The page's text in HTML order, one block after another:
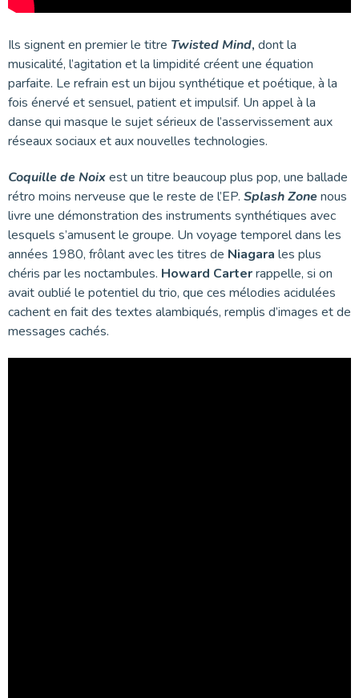
Ils signent en premier le titre Twisted Mind, dont la
musicalité, l’agitation et la limpidité créent une équation
parfaite. Le refrain est un bijou synthétique et poétique, à la
fois énervé et sensuel, patient et impulsif. Un appel à la
danse qui masque le sujet sérieux de l’asservissement aux
réseaux sociaux et aux nouvelles technologies.
Coquille de Noixest un titre beaucoup plus pop, une ballade
rétro moins nerveuse que le reste de l’EP. Splash Zonenous
livre une démonstration des instruments synthétiques avec
lesquels s’amusent le groupe. Un voyage temporel dans les
années 1980, frôlant avec les titres de Niagara les plus
chéris par les noctambules. Howard Carterrappelle, si on
avait oublié le potentiel du trio, que ces mélodies acidulées
cachent en fait des textes alambiqués, remplis d’images et de
messages cachés.